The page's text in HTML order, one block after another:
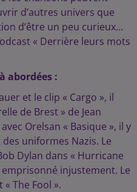
d’autres univers que
d’être un peu curieux...
« Derrière leurs mots
abordées :
et le clip « Cargo », il
de Brest » de Jean
Orelsan « Basique », il y
uniformes Nazis. Le
Dylan dans « Hurricane
emprisonné injustement. Le
The Fool ».